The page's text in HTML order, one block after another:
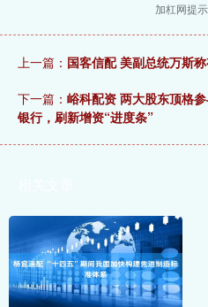
加杠网提
上一篇： 国客信配 美副总统万斯
下一篇： 峪科配资 两大股东顶格
银行，刷新增资“进度条”